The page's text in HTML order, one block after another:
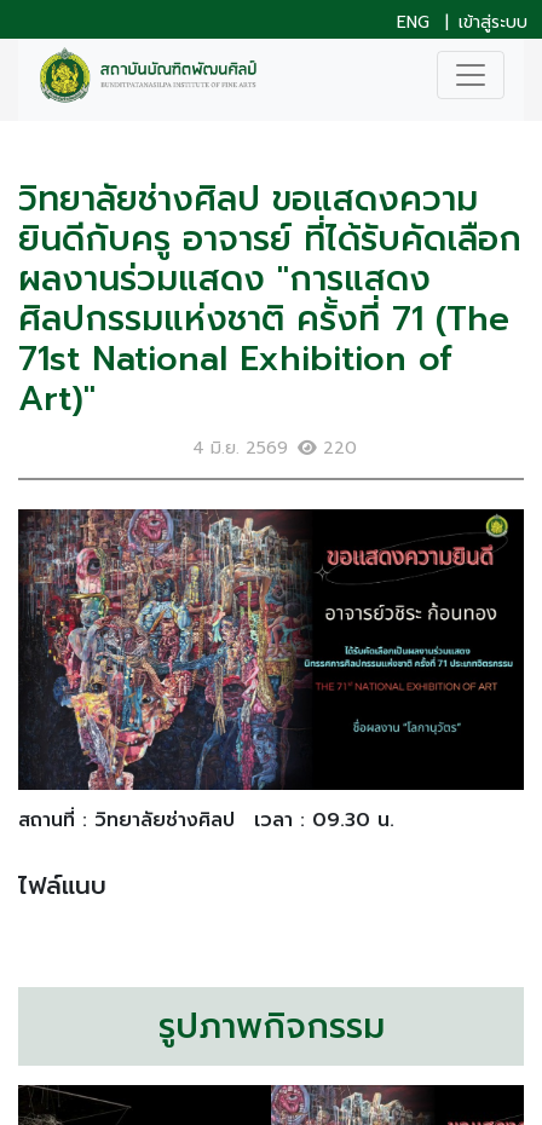
ENG | เข้าสู่ระบบ
วิทยาลัยช่างศิลป ขอแสดงความ
ยินดีกับครู อาจารย์ ที่ได้รับคัดเลือก
ผลงานร่วมแสดง "การแสดง
ศิลปกรรมแห่งชาติ ครั้งที่ 71 (The
71st National Exhibition of
Art)"
4 มิ.ย. 2569 220
สถานที่ : วิทยาลัยช่างศิลป เวลา : 09.30 น.
ไฟล์แนบ
รูปภาพกิจกรรม